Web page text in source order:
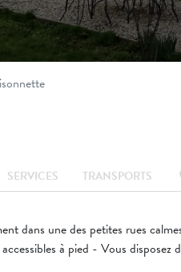
SERVICES TRANSPORTS
dans une des petites rues
à pied - Vous